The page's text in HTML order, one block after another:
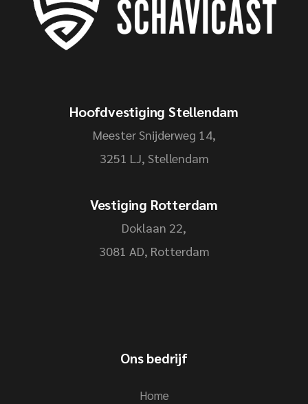
Hoofdvestiging Stellendam
Meester Snijderweg 14,
3251 LJ, Stellendam
Vestiging Rotterdam
Doklaan 22,
3081 AD, Rotterdam
Ons bedrijf
Home